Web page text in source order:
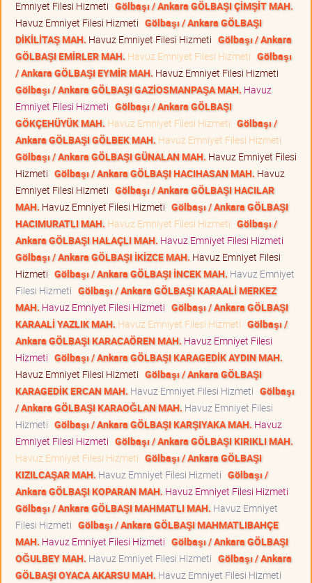
Emniyet Filesi Hizmeti Gölbaşı / Ankara GÖLBAŞI ÇİMŞİT MAH.
Havuz Emniyet Filesi Hizmeti Gölbaşı / Ankara GÖLBAŞI
DİKİLİTAŞ MAH. Havuz Emniyet Filesi Hizmeti Gölbaşı / Ankara
GÖLBAŞI EMİRLER MAH. Havuz Emniyet Filesi Hizmeti Gölbaşı
/ Ankara GÖLBAŞI EYMİR MAH. Havuz Emniyet Filesi Hizmeti
Gölbaşı / Ankara GÖLBAŞI GAZİOSMANPAŞA MAH. Havuz
Emniyet Filesi Hizmeti Gölbaşı / Ankara GÖLBAŞI
GÖKÇEHÜYÜK MAH. Havuz Emniyet Filesi Hizmeti Gölbaşı /
Ankara GÖLBAŞI GÖLBEK MAH. Havuz Emniyet Filesi Hizmeti
Gölbaşı / Ankara GÖLBAŞI GÜNALAN MAH. Havuz Emniyet Filesi
Hizmeti Gölbaşı / Ankara GÖLBAŞI HACIHASAN MAH. Havuz
Emniyet Filesi Hizmeti Gölbaşı / Ankara GÖLBAŞI HACILAR
MAH. Havuz Emniyet Filesi Hizmeti Gölbaşı / Ankara GÖLBAŞI
HACIMURATLI MAH. Havuz Emniyet Filesi Hizmeti Gölbaşı /
Ankara GÖLBAŞI HALAÇLI MAH. Havuz Emniyet Filesi Hizmeti
Gölbaşı / Ankara GÖLBAŞI İKİZCE MAH. Havuz Emniyet Filesi
Hizmeti Gölbaşı / Ankara GÖLBAŞI İNCEK MAH. Havuz Emniyet
Filesi Hizmeti Gölbaşı / Ankara GÖLBAŞI KARAALİ MERKEZ
MAH. Havuz Emniyet Filesi Hizmeti Gölbaşı / Ankara GÖLBAŞI
KARAALİ YAZLIK MAH. Havuz Emniyet Filesi Hizmeti Gölbaşı /
Ankara GÖLBAŞI KARACAÖREN MAH. Havuz Emniyet Filesi
Hizmeti Gölbaşı / Ankara GÖLBAŞI KARAGEDİK AYDIN MAH.
Havuz Emniyet Filesi Hizmeti Gölbaşı / Ankara GÖLBAŞI
KARAGEDİK ERCAN MAH. Havuz Emniyet Filesi Hizmeti Gölbaşı
/ Ankara GÖLBAŞI KARAOĞLAN MAH. Havuz Emniyet Filesi
Hizmeti Gölbaşı / Ankara GÖLBAŞI KARŞIYAKA MAH. Havuz
Emniyet Filesi Hizmeti Gölbaşı / Ankara GÖLBAŞI KIRIKLI MAH.
Havuz Emniyet Filesi Hizmeti Gölbaşı / Ankara GÖLBAŞI
KIZILCAŞAR MAH. Havuz Emniyet Filesi Hizmeti Gölbaşı /
Ankara GÖLBAŞI KOPARAN MAH. Havuz Emniyet Filesi Hizmeti
Gölbaşı / Ankara GÖLBAŞI MAHMATLI MAH. Havuz Emniyet
Filesi Hizmeti Gölbaşı / Ankara GÖLBAŞI MAHMATLIBAHÇE
MAH. Havuz Emniyet Filesi Hizmeti Gölbaşı / Ankara GÖLBAŞI
OĞULBEY MAH. Havuz Emniyet Filesi Hizmeti Gölbaşı / Ankara
GÖLBAŞI OYACA AKARSU MAH. Havuz Emniyet Filesi Hizmeti